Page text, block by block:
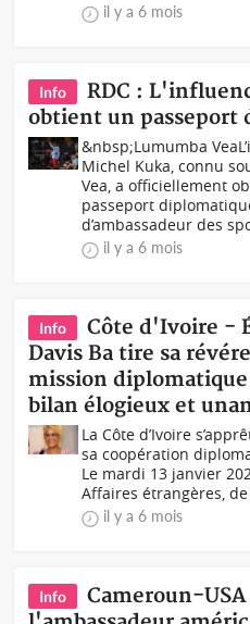
il y a 6 mois
Info
RDC :
obtient un passeport
&nbsp;Lumumba
Michel Kuka, connu
Vea, a officiellement
passeport
d’ambassadeur des
il y a 6 mois
Info
Côte d'Ivoire -
Davis Ba tire sa
mission
bilan élogieux et
La Côte d’Ivoire
sa coopération
Le mardi 13 janvier
Affaires étrangères,
il y a 6 mois
Info
Cameroun-